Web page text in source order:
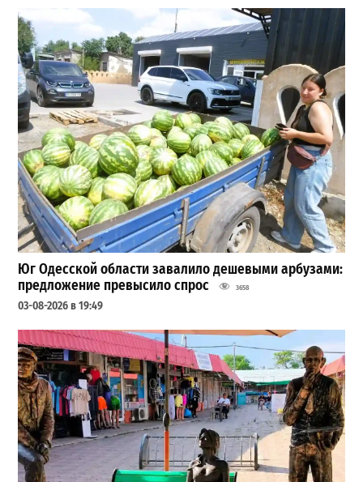
Юг Одесской области завалило дешевыми арбузами:
предложение превысило спрос
3658
03-08-2026 в 19:49